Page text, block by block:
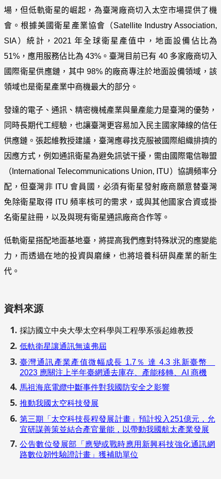
場，但低軌衛星的崛起，為臺灣廠商切入太空市場提供了機
會。根據美國衛星產業協會（Satellite Industry Association,
SIA）統計，2021 年全球衛星產值中，地面設備佔比為
51%，應用服務佔比為 43%。臺灣目前已有 40 多家廠商切入
國際衛星供應鏈，其中 98% 的廠商專注於地面設備領域，該
領域也是衛星產業中商機最大的部分。
發達的電子、通訊、精密機械產業與量產能力是臺灣的優勢，
同時長期代工經驗，也讓臺灣更容易加入民主國家陣線的信任
供應鏈。張起維教授建議，臺灣應尋找克服被國際組織排擠的
因應方式，例如通訊衛星為避免訊號干擾，需由國際電信聯盟
（ International Telecommunications Union, ITU）協調頻率分
配，但臺灣非 ITU 會員國，必須有衛星發射廠商願意替臺灣
免除衛星取得 ITU 頻率核可的需求，或與其他國家合資或掛
名衛星註冊，以及與現有衛星通訊廠商合作等。
低軌衛星搭配地面基地臺，將提高我們應對特殊狀況的應變能
力，而透過在地的投資與磨練，也將培養科研與產業的新生
代。
資料來源
採訪國立中央大學太空科學與工程學系張起維教授
低軌衛星讓通訊無遠弗屆
臺灣通訊產業產值微幅成長 1.7％ 達 4.3 兆新臺幣
2023 應關注上半年臺網通去庫存、產能移轉、AI 商機
馬祖海底電纜中斷事件對我國防安全之影響
推動我國太空科技發展
第三期「太空科技長程發展計畫」預計投入251億元，允
宜研謀善策並結合產官量能，以帶動我國航太產業發展
公告數位發展部「應變或戰時應用新興科技強化通訊網
路數位韌性驗證計畫」獲補助單位